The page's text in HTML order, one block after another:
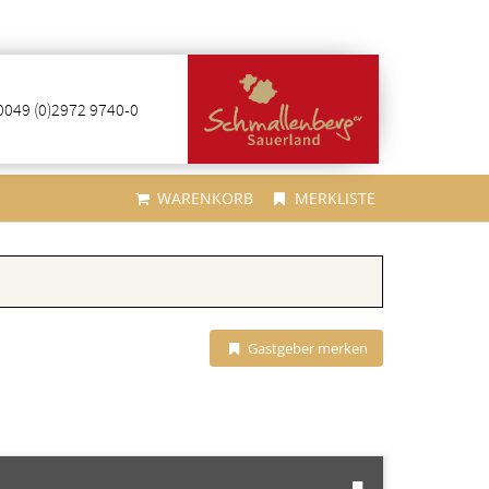
(0)2972 9740-0
WARENKORB MERKLISTE
Gastgeber merken